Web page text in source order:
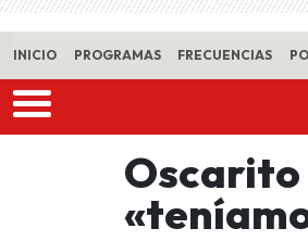
INICIO PROGRAMAS FRECUENCIAS
Oscarito